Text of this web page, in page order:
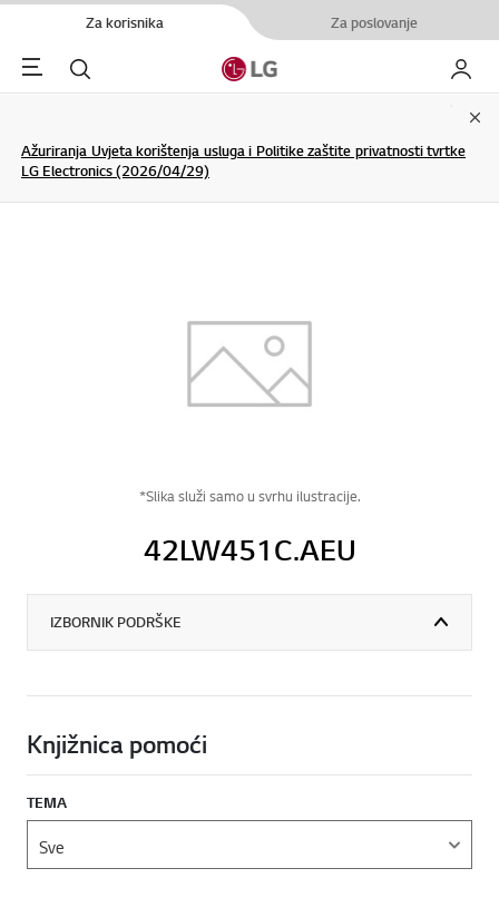
Za korisnika Za poslovanje
Menu Pretraživanje My LG
Ažuriranja Uvjeta korištenja usluga i Politike zaštite privatnosti tvrtke
LG Electronics (2026/04/29)
*Slika služi samo u svrhu ilustracije.
42LW451C.AEU
IZBORNIK PODRŠKE
Knjižnica pomoći
TEMA